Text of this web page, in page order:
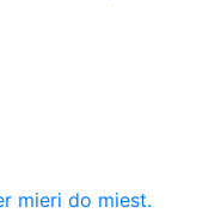
mieri do miest.